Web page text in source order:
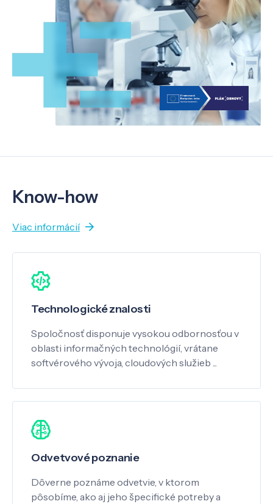
Know-how
Viac informácií
Technologické znalosti
Spoločnosť disponuje vysokou odbornosťou v
oblasti informačných technológií, vrátane
softvérového vývoja, cloudových služieb ...
Odvetvové poznanie
Dôverne poznáme odvetvie, v ktorom
pôsobíme, ako aj jeho špecifické potreby a